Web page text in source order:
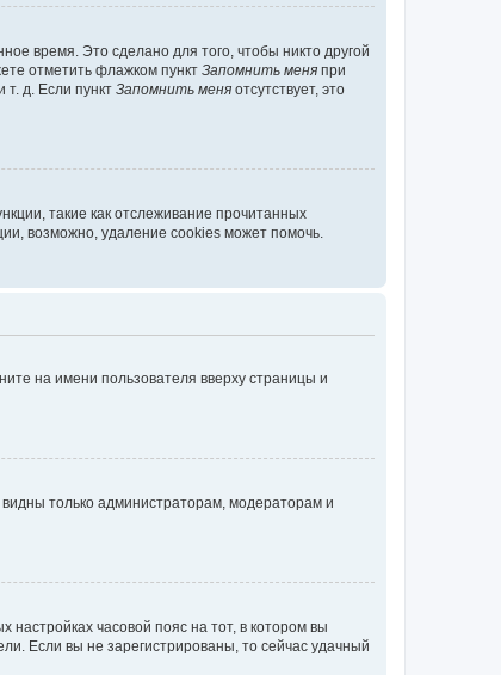
время. Это сделано для того, чтобы никто другой
отметить флажком пункт Запомнить меня при
д. Если пункт Запомнить меня отсутствует, это
такие как отслеживание прочитанных
возможно, удаление cookies может помочь.
на имени пользователя вверху страницы и
видны только администраторам, модераторам и
настройках часовой пояс на тот, в котором вы
Если вы не зарегистрированы, то сейчас удачный